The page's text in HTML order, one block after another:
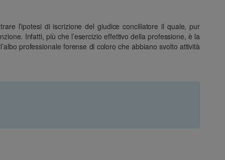
l’ipotesi di iscrizione del giudice conciliatore il quale, pur
Infatti, più che l’esercizio effettivo della professione, è la
professionale forense di coloro che abbiano svolto attività